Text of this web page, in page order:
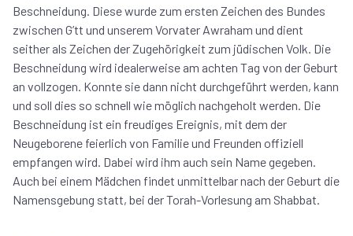
Beschneidung. Diese wurde zum ersten Zeichen des Bundes
zwischen G’tt und unserem Vorvater Awraham und dient
seither als Zeichen der Zugehörigkeit zum jüdischen Volk. Die
Beschneidung wird idealerweise am achten Tag von der Geburt
an vollzogen. Konnte sie dann nicht durchgeführt werden, kann
und soll dies so schnell wie möglich nachgeholt werden. Die
Beschneidung ist ein freudiges Ereignis, mit dem der
Neugeborene feierlich von Familie und Freunden offiziell
empfangen wird. Dabei wird ihm auch sein Name gegeben.
Auch bei einem Mädchen findet unmittelbar nach der Geburt die
Namensgebung statt, bei der Torah-Vorlesung am Shabbat.